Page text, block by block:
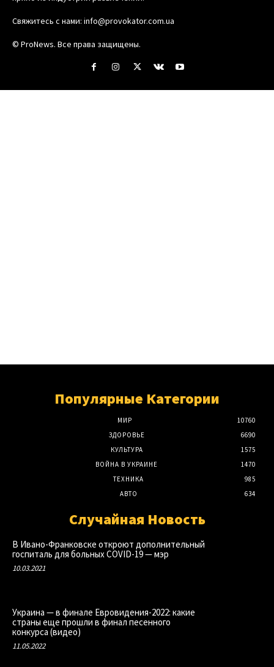
Свяжитесь с нами: info@provokator.com.ua
© ProNews. Все права защищены.
Популярные Категории
МИР
10760
ЗДОРОВЬЕ
6690
КУЛЬТУРА
1575
ВОЙНА В УКРАИНЕ
1470
ТЕХНИКА
985
АВТО
634
Случайная Новость
В Ивано-Франковске откроют дополнительный
госпиталь для больных COVID-19 — мэр
10.03.2021
Украина — в финале Евровидения-2022: какие
страны еще прошли в финал песенного
конкурса (видео)
11.05.2022